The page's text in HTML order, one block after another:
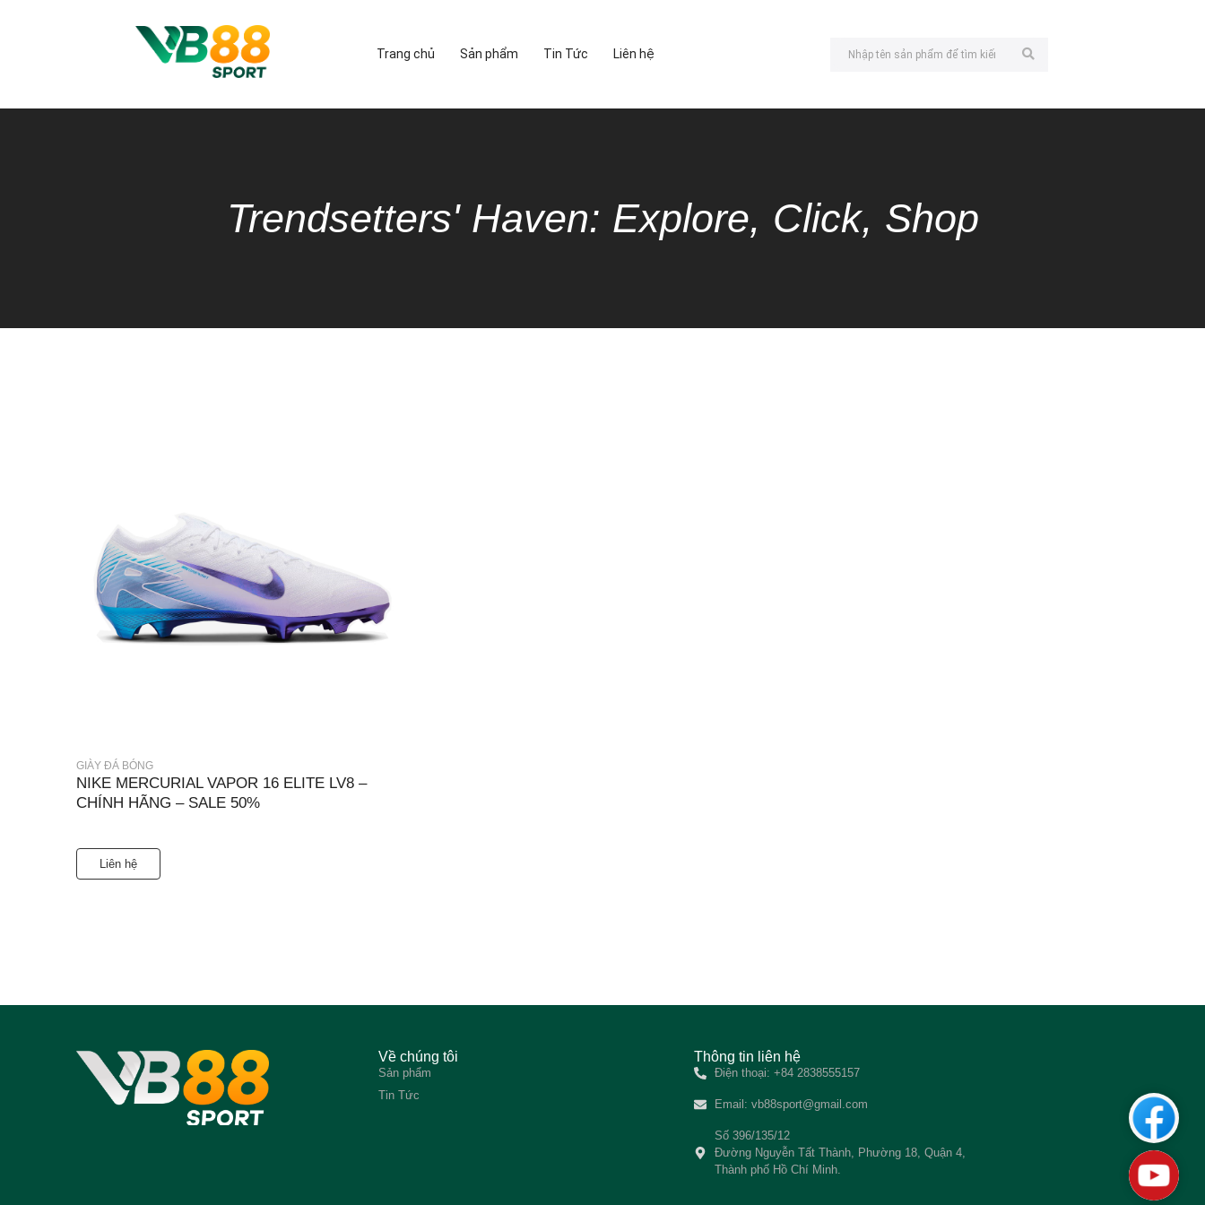
Trang chủ Sản phẩm Tin Tức Liên hệ
Trendsetters' Haven: Explore, Click, Shop
GIÀY ĐÁ BÓNG
NIKE MERCURIAL VAPOR 16 ELITE LV8 –
CHÍNH HÃNG – SALE 50%
Liên hệ
Về chúng tôi
Sản phẩm
Tin Tức
Thông tin liên hệ
Điện thoại: +84 2838555157
Email: vb88sport@gmail.com
Số 396/135/12
Đường Nguyễn Tất Thành, Phường 18, Quận 4,
Thành phố Hồ Chí Minh.